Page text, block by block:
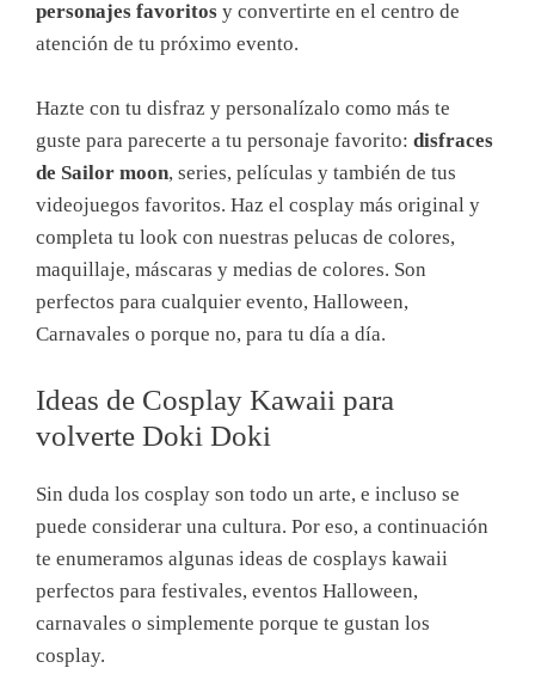
personajes favoritos y convertirte en el centro de
atención de tu próximo evento.
Hazte con tu disfraz y personalízalo como más te
guste para parecerte a tu personaje favorito: disfraces
de Sailor moon, series, películas y también de tus
videojuegos favoritos. Haz el cosplay más original y
completa tu look con nuestras pelucas de colores,
maquillaje, máscaras y medias de colores. Son
perfectos para cualquier evento, Halloween,
Carnavales o porque no, para tu día a día.
Ideas de Cosplay Kawaii para
volverte Doki Doki
Sin duda los cosplay son todo un arte, e incluso se
puede considerar una cultura. Por eso, a continuación
te enumeramos algunas ideas de cosplays kawaii
perfectos para festivales, eventos Halloween,
carnavales o simplemente porque te gustan los
cosplay.